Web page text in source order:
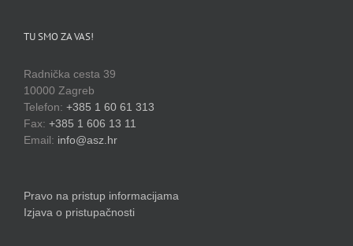
TU SMO ZA VAS!
Radnička cesta 39
10000 Zagreb
Telefon: +385 1 60 61 313
Fax: +385 1 606 13 11
Email: info@asz.hr
Pravo na pristup informacijama
Izjava o pristupačnosti